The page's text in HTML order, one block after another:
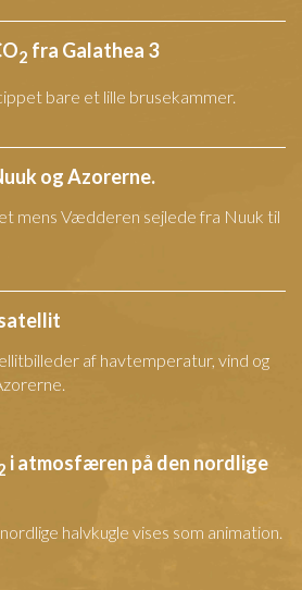
2 fra Galathea 3
bare et lille brusekammer.
og Azorerne.
mens Vædderen sejlede fra Nuuk til
af havtemperatur, vind og
i atmosfæren på den nordlige
halvkugle vises som animation.